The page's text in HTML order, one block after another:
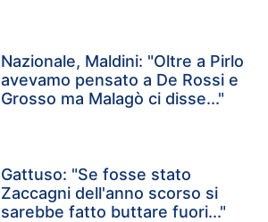
Nazionale, Maldini: "Oltre a Pirlo
avevamo pensato a De Rossi e
Grosso ma Malagò ci disse..."
Gattuso: "Se fosse stato
Zaccagni dell'anno scorso si
sarebbe fatto buttare fuori..."